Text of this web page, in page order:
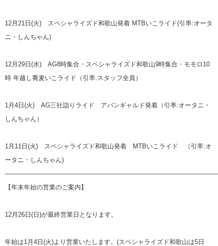
12月21日(火) スペシャライズド和歌山発着 MTBいこライド(引率:オータ
ニ・しんちゃん)
12月29日(水) AG8時集合・スペシャライズド和歌山9時集合・モモロ10
時 年越し蕎麦いこライド（引率:スタッフ全員）
1月4日(火) AG三社詣りライド アバンギャルド発着（引率:オータニ・
しんちゃん）
1月11日(火) スペシャライズド和歌山発着 MTBいこライド （引率:オ
ータニ・しんちゃん)
【年末年始の営業のご案内】
12月26日(日)が最終営業日となります。
年始は1月4日(火)より営業いたします。(スペシャライズド和歌山は5日